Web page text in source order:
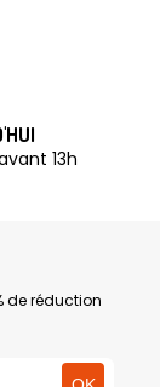
13h
de réduction